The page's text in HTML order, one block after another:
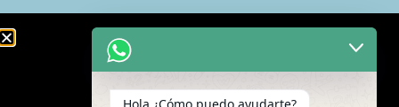
Animales de cine y TV